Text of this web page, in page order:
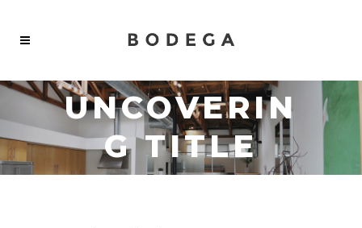
UNCOVERIN
G TITLE